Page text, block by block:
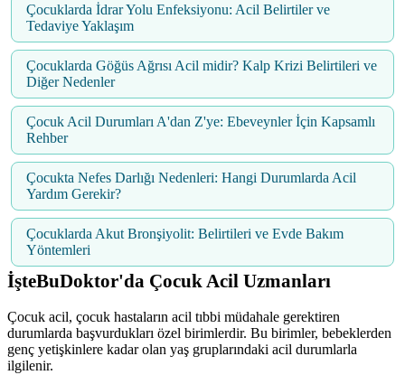
Çocuklarda İdrar Yolu Enfeksiyonu: Acil Belirtiler ve
Tedaviye Yaklaşım
Çocuklarda Göğüs Ağrısı Acil midir? Kalp Krizi Belirtileri ve
Diğer Nedenler
Çocuk Acil Durumları A'dan Z'ye: Ebeveynler İçin Kapsamlı
Rehber
Çocukta Nefes Darlığı Nedenleri: Hangi Durumlarda Acil
Yardım Gerekir?
Çocuklarda Akut Bronşiyolit: Belirtileri ve Evde Bakım
Yöntemleri
İşteBuDoktor'da Çocuk Acil Uzmanları
Çocuk acil, çocuk hastaların acil tıbbi müdahale gerektiren
durumlarda başvurdukları özel birimlerdir. Bu birimler, bebeklerden
genç yetişkinlere kadar olan yaş gruplarındaki acil durumlarla
ilgilenir.